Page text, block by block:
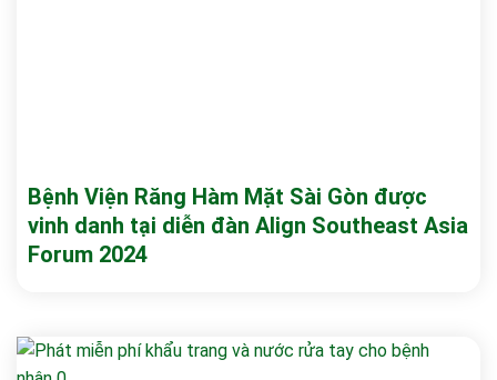
Bệnh Viện Răng Hàm Mặt Sài Gòn được
vinh danh tại diễn đàn Align Southeast Asia
Forum 2024